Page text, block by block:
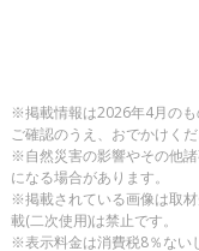
※掲載情報は2026年4月の
ご確認のうえ、おでかけくだ
※自然災害の影響やその他
になる場合があります。
※掲載されている画像は取
載(二次使用)は禁止です。
※表示料金は消費税8％ない